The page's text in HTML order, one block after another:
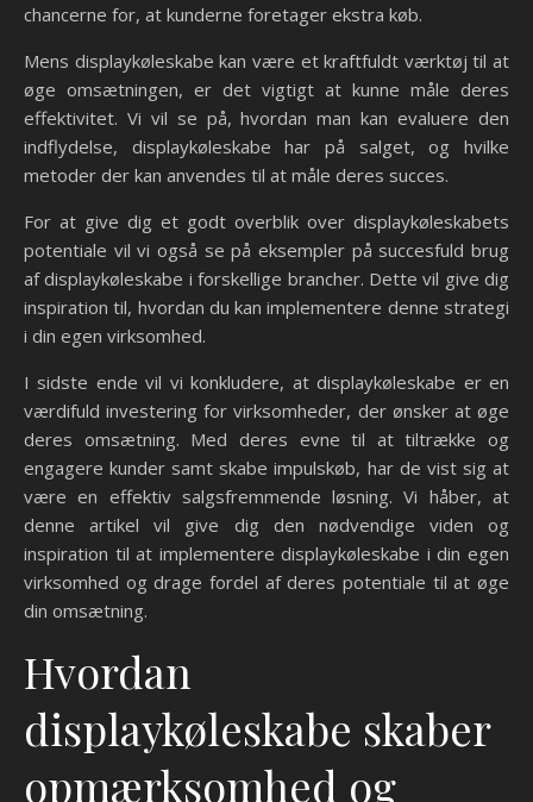
chancerne for, at kunderne foretager ekstra køb.
Mens displaykøleskabe kan være et kraftfuldt værktøj til at
øge omsætningen, er det vigtigt at kunne måle deres
effektivitet. Vi vil se på, hvordan man kan evaluere den
indflydelse, displaykøleskabe har på salget, og hvilke
metoder der kan anvendes til at måle deres succes.
For at give dig et godt overblik over displaykøleskabets
potentiale vil vi også se på eksempler på succesfuld brug
af displaykøleskabe i forskellige brancher. Dette vil give dig
inspiration til, hvordan du kan implementere denne strategi
i din egen virksomhed.
I sidste ende vil vi konkludere, at displaykøleskabe er en
værdifuld investering for virksomheder, der ønsker at øge
deres omsætning. Med deres evne til at tiltrække og
engagere kunder samt skabe impulskøb, har de vist sig at
være en effektiv salgsfremmende løsning. Vi håber, at
denne artikel vil give dig den nødvendige viden og
inspiration til at implementere displaykøleskabe i din egen
virksomhed og drage fordel af deres potentiale til at øge
din omsætning.
Hvordan
displaykøleskabe skaber
opmærksomhed og